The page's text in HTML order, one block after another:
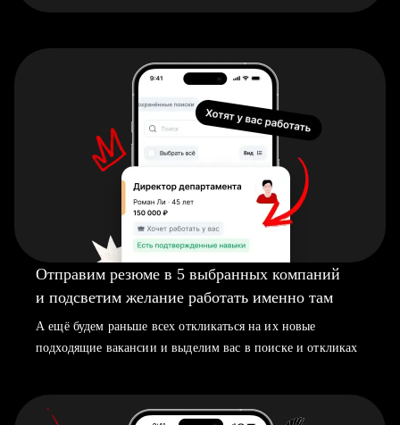
Отправим резюме в 5 выбранных компаний
и подсветим желание работать именно там
А ещё будем раньше всех откликаться на их новые
подходящие вакансии и выделим вас в поиске и откликах